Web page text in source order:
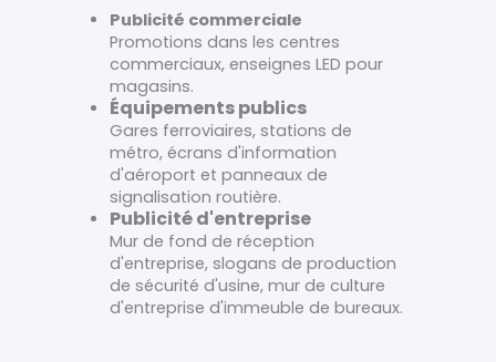
Publicité commerciale
Promotions dans les centres
commerciaux, enseignes LED pour
magasins.
Équipements publics
Gares ferroviaires, stations de
métro, écrans d'information
d'aéroport et panneaux de
signalisation routière.
Publicité d'entreprise
Mur de fond de réception
d'entreprise, slogans de production
de sécurité d'usine, mur de culture
d'entreprise d'immeuble de bureaux.